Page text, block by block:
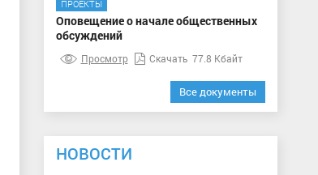
ПРОЕКТЫ
Оповещение о начале общественных
обсуждений
Просмотр Скачать 77.8 Кбайт
Все документы
НОВОСТИ